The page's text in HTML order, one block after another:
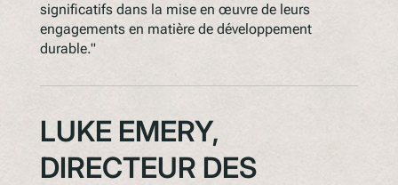
significatifs dans la mise en œuvre de leurs
engagements en matière de développement
durable."
LUKE EMERY,
DIRECTEUR DES